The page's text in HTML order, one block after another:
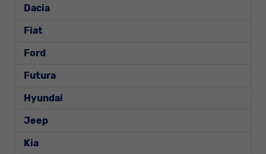
Dacia
Fiat
Ford
Futura
Hyundai
Jeep
Kia